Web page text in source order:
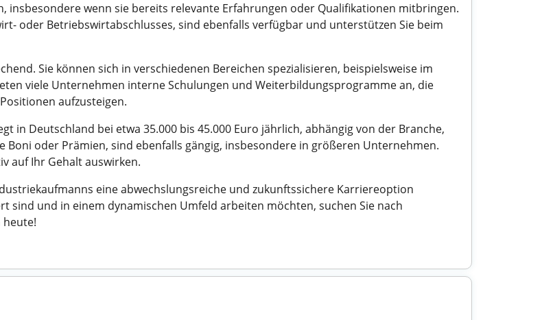
insbesondere wenn sie bereits relevante Erfahrungen oder Qualifikationen mitbringen.
oder Betriebswirtabschlusses, sind ebenfalls verfügbar und unterstützen Sie beim
Sie können sich in verschiedenen Bereichen spezialisieren, beispielsweise im
viele Unternehmen interne Schulungen und Weiterbildungsprogramme an, die
aufzusteigen.
in Deutschland bei etwa 35.000 bis 45.000 Euro jährlich, abhängig von der Branche,
Boni oder Prämien, sind ebenfalls gängig, insbesondere in größeren Unternehmen.
auf Ihr Gehalt auswirken.
eine abwechslungsreiche und zukunftssichere Karriereoption
sind und in einem dynamischen Umfeld arbeiten möchten, suchen Sie nach
heute!